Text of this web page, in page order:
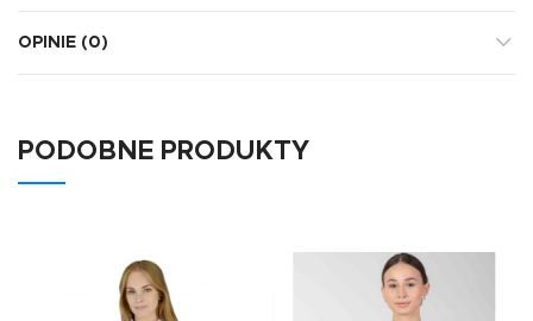
OPINIE (0)
PODOBNE PRODUKTY